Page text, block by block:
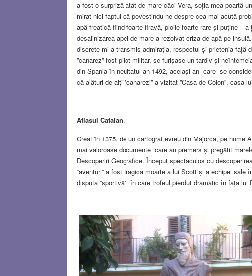
a fost o surpriză atât de mare căci Vera, soția mea poartă
mirat nici faptul că povestindu-ne despre cea mai acută
apă freatică fiind foarte firavă, ploile foarte rare și puține –
desalinizarea apei de mare a rezolvat criza de apă pe
discrete mi-a transmis admirația, respectul și prietenia
”canarez” fost pilot militar, se furișase un tardiv și
din Spania în neuitatul an 1492, același an care se
că alături de alți ”canarezi” a vizitat ”Casa de Colon”,
Atlasul Catalan.
Creat în 1375, de un cartograf evreu din Majorca, pe nume
mai valoroase documente care au premers și pregătit
Descoperiri Geografice. Început spectaculos cu
“aventuri” a fost tragica moarte a lui Scott și a echipei
disputa ”sportivă” în care trofeul pierdut dramatic în fața lui